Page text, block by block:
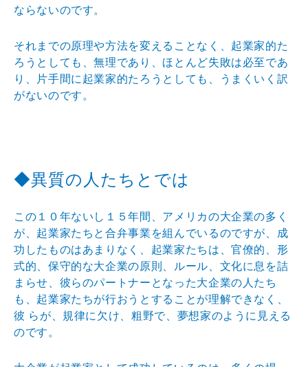
ならないのです。
それまでの原理や方法を変えることなく、起業家的た
ろうとしても、無理であり、ほとんど失敗は必至であ
り、片手間に起業家的たろうとしても、うまくいく訳
がないのです。
◆異質の人たちとでは
この１０年ないし１５年間、アメリカの大企業の多く
が、起業家たちと合弁事業を組んでいるのですが、成
功したものはあまりなく、起業家たちは、官僚的、形
式的、保守的な大企業の原則、ルール、文化に息を詰
まらせ、彼らのパートナーとなった大企業の人たち
も、起業家たちが行おうとすることが理解できなく、
彼 らが、規律に欠け、粗野で、夢想家のように見える
のです。